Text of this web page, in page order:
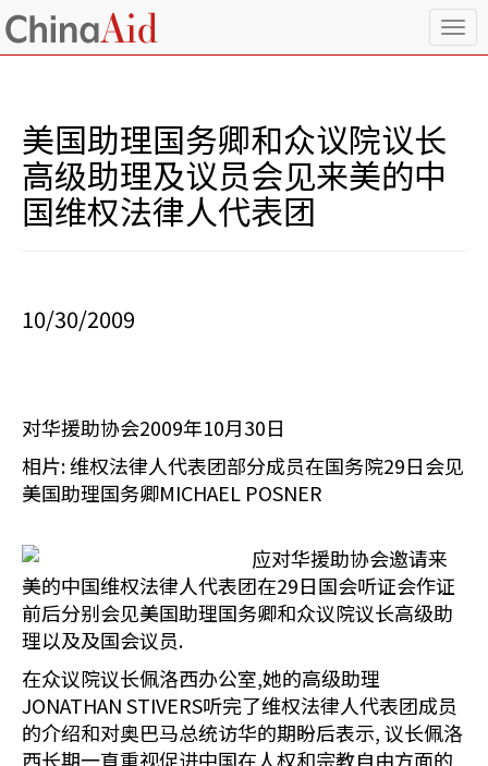
T
o
美国助理国务卿和众议院议长
高级助理及议员会见来美的中
国维权法律人代表团
10/30/2009
对华援助协会2009年10月30日
相片: 维权法律人代表团部分成员在国务院29日会见
美国助理国务卿MICHAEL POSNER
应对华援助协会邀请来
美的中国维权法律人代表团在29日国会听证会作证
前后分别会见美国助理国务卿和众议院议长高级助
理以及及国会议员.
在众议院议长佩洛西办公室,她的高级助理
JONATHAN STIVERS听完了维权法律人代表团成员
的介绍和对奥巴马总统访华的期盼后表示, 议长佩洛
西长期一直重视促进中国在人权和宗教自由方面的